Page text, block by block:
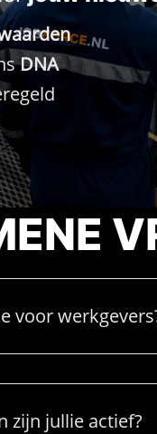
DNA
voor
zijn jullie actief?